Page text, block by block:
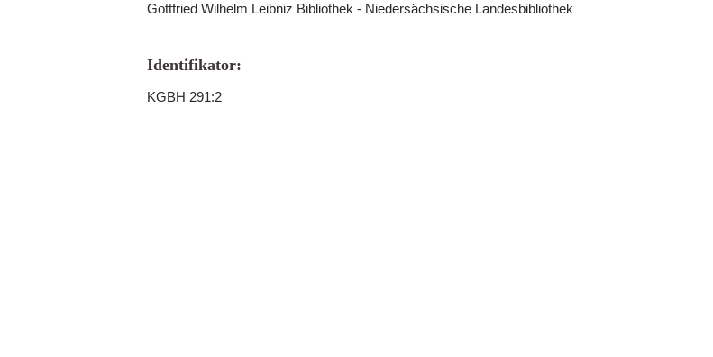
Gottfried Wilhelm Leibniz Bibliothek - Niedersächsische Landesbibliothek
Identifikator:
KGBH 291:2